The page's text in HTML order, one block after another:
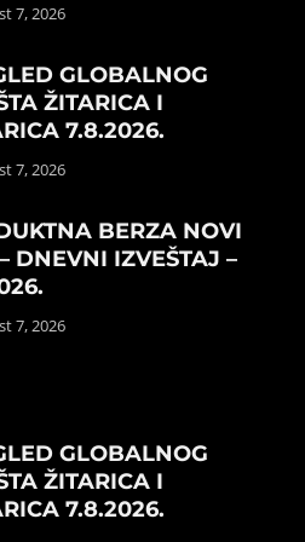
7, 2026
GLOBALNOG
ŽITARICA I
7.8.2026.
7, 2026
BERZA NOVI
DNEVNI IZVEŠTAJ –
7, 2026
GLOBALNOG
ŽITARICA I
7.8.2026.